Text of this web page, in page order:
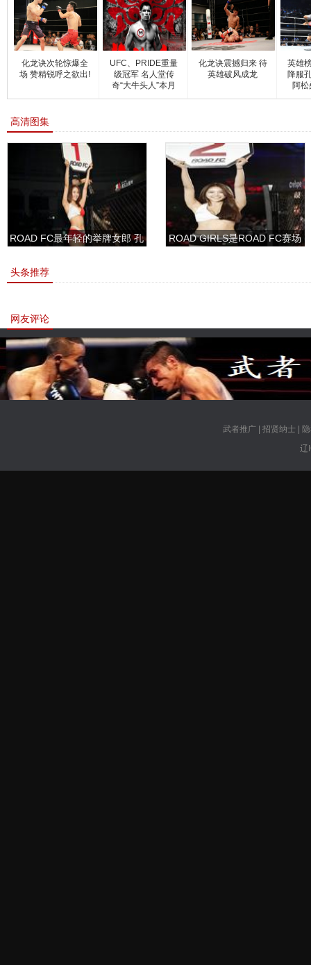
化龙诀次轮惊爆全
场 赞精锐呼之欲出!
UFC、PRIDE重量
级冠军 名人堂传
奇“大牛头人”本月
化龙诀震撼归来 待
英雄破风成龙
英雄
降服
阿
高清图集
ROAD FC最年轻的举牌女郎 孔
ROAD GIRLS是ROAD FC赛场
头条推荐
网友评论
武者推广| 招贤纳士|
辽